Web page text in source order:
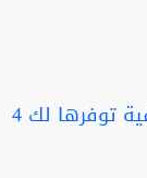
ربما تفيدك قراءة..مشروع فساتين زفاف .. خدمات احترافية توفرها لك 4